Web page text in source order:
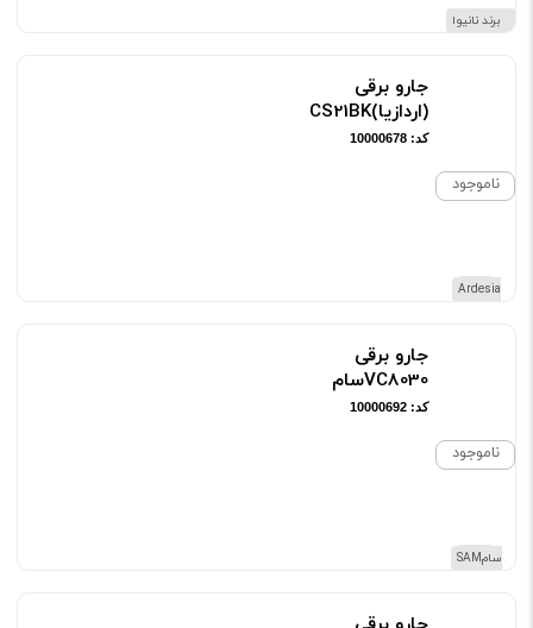
برند نانیوا
ناموجود
برند Ardesia
جارو برقی
(اردازیا)CS21BK
کد: 10000678
ناموجود
برند سامSAM
جارو برقی
VC8030سام
کد: 10000692